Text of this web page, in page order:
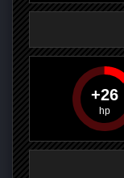
PAYLAŞ
26